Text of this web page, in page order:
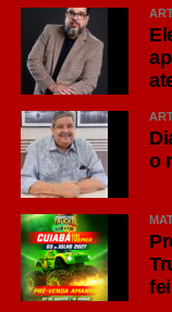
natural e dá mais
suportasse as
qualidade.
Seu diferencial
ingrediente
frutados, além de
comparado às
Consumidores
costumam
momentos de
o